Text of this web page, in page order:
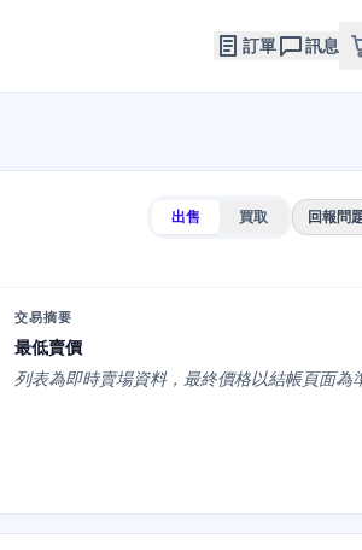
訂單 訊息
出售 買取 回報問
交易摘要
最低賣價
列表為即時賣場資料，最終價格以結帳頁面為